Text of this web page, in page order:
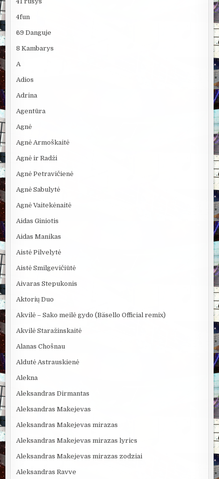
4fun
69 Danguje
8 Kambarys
A
Adios
Adrina
Agentūra
Agnė
Agnė Armoškaitė
Agnė ir Radži
Agnė Petravičienė
Agnė Sabulytė
Agnė Vaitekėnaitė
Aidas Giniotis
Aidas Manikas
Aistė Pilvelytė
Aistė Smilgevičiūtė
Aivaras Stepukonis
Aktorių Duo
Akvilė – Sako meilė gydo (Bäsello Official remix)
Akvilė Staražinskaitė
Alanas Chošnau
Aldutė Astrauskienė
Alekna
Aleksandras Dirmantas
Aleksandras Makejevas
Aleksandras Makejevas mirazas
Aleksandras Makejevas mirazas lyrics
Aleksandras Makejevas mirazas zodziai
Aleksandras Ravve